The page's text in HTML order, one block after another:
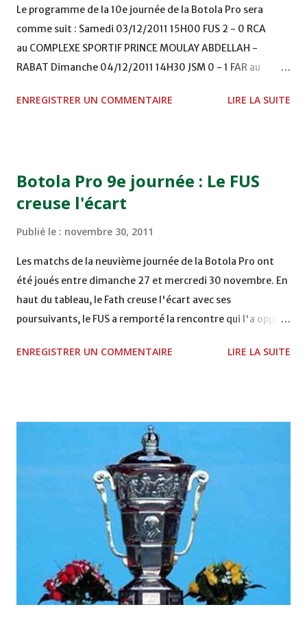
Le programme de la 10e journée de la Botola Pro sera
comme suit : Samedi 03/12/2011 15H00 FUS 2 - 0 RCA
au COMPLEXE SPORTIF PRINCE MOULAY ABDELLAH -
RABAT Dimanche 04/12/2011 14H30 JSM 0 - 1 FAR au
TERRAIN EL ABDI - EL JADIDA 16h30 OCK 0 - 1 HUSA
Mardi 06/12/2011 15H00 WAF - OCS au COMPLEXE SPORTIF
DE FES - FES WAC - MAS Reporté pour cause de finale de la
ENREGISTRER UN COMMENTAIRE LIRE LA SUITE
Botola Pro 9e journée : Le FUS
creuse l'écart
Publié le : novembre 30, 2011
Les matchs de la neuvième journée de la Botola Pro ont
été joués entre dimanche 27 et mercredi 30 novembre. En
haut du tableau, le Fath creuse l'écart avec ses
poursuivants, le FUS a remporté la rencontre qui l'a opposé
2, Badr Kachani a ouvert la marque à la 38e pour les
joueurs soussis, et ont réussi à mener au score à la dernière
minute du temps réglementaire grâce à un but de Mourad
Benchrifa. Son poursuivant direct le CRA de son coté a
chuté à domicile face à l'OCK sur le score de 0 - 2. La
bonne affaire de la semaine a été réalisée par le Moghreb
de Tetouan qui s'est hissé à la deuxième place après avoir
remporté trois précieux points sur la pelouse du complexe
Moulay Abdallah face aux FAR grâce à un but marqué par
Abdeladim Khadrouf à la 61e...
ENREGISTRER UN COMMENTAIRE LIRE LA SUITE